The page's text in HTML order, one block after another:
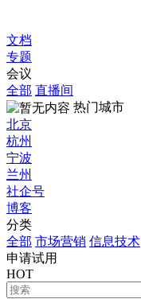
文档
专题
会议
全部 直播间
热门城市
北京
杭州
宁波
兰州
社企号
博客
分类
全部 市场营销 信息技术
申请试用
HOT